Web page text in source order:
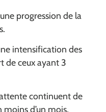
progression de la
intensification des
de ceux ayant 3
continuent de
d’un mois,